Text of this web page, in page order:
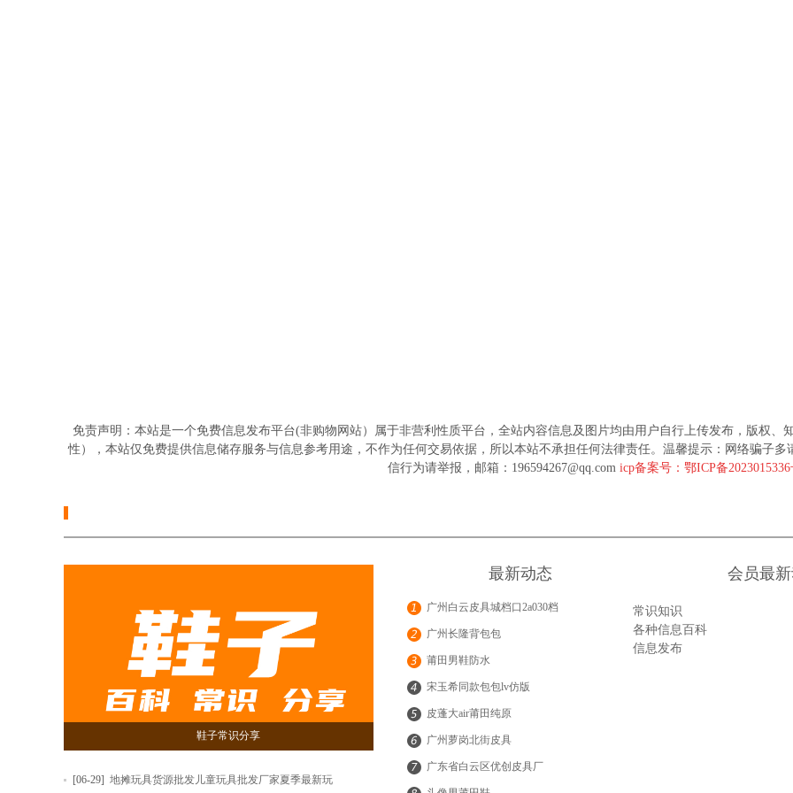
免责声明：本站是一个免费信息发布平台(非购物网站）属于非营利性质平台，全站内容信息及图片均由用户自行上传发布，版权
性），本站仅免费提供信息储存服务与信息参考用途，不作为任何交易依据，所以本站不承担任何法律责任。温馨提示：网络骗子
信行为请举报，邮箱：196594267@qq.com icp备案号：鄂ICP备2023015336
鞋子常识分享
[06-29] 地摊玩具货源批发儿童玩具批发厂家夏季最新玩
最新动态
广州白云皮具城档口2a030档
广州长隆背包包
莆田男鞋防水
宋玉希同款包包lv仿版
皮蓬大air莆田纯原
广州萝岗北街皮具
广东省白云区优创皮具厂
会员最
常识知识
各种信息百科
信息发布